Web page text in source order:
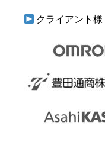
クライアント様